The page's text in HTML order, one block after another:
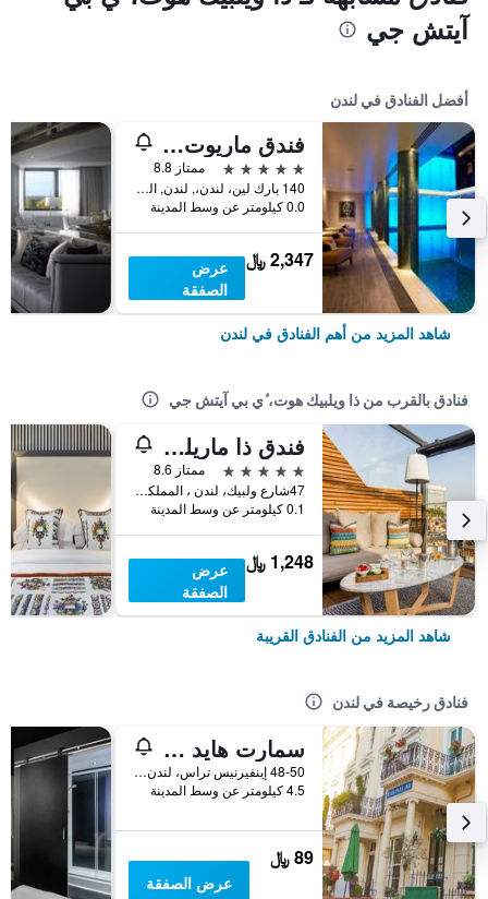
آيتش جي
أفضل الفنادق في لندن
فندق ماريوت لندن بارك لاين
5 نجوم
ممتاز 8.8
140 بارك لين، لندن،, لندن, المملكة المتحدة
0.0 كيلومتر عن وسط المدينة
2,347 ﷼
عرض
الصفقة
شاهد المزيد من أهم الفنادق في لندن
فنادق بالقرب من ذا ويلبيك هوت، ٔي بي آيتش جي
فندق ذا ماريليبون
5 نجوم
ممتاز 8.6
47شارع ولبيك، لندن ، المملكة المتحدة, لندن, المملكة المتحدة
0.1 كيلومتر عن وسط المدينة
1,248 ﷼
عرض
الصفقة
شاهد المزيد من الفنادق القريبة
فنادق رخيصة في لندن
سمارت هايد بارك إن هوستل
48-50 إينفيرنيس تراس، لندن ، المملكة المتحدة, لندن, المملكة المتحدة
4.5 كيلومتر عن وسط المدينة
89 ﷼
عرض الصفقة